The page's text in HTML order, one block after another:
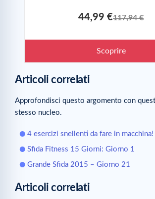
44,99 €117,94 €
Scoprire
Articoli correlati
Approfondisci questo argomento con
stesso nucleo.
4 esercizi snellenti da fare in macchina!
Sfida Fitness 15 Giorni: Giorno 1
Grande Sfida 2015 – Giorno 21
Articoli correlati